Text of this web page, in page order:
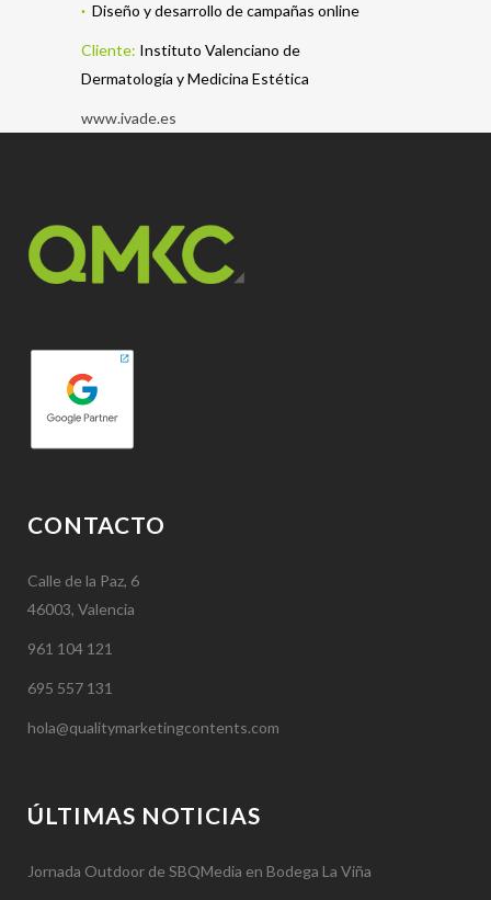
· Diseño y desarrollo de campañas online
Cliente: Instituto Valenciano de
Dermatología y Medicina Estética
www.ivade.es
CONTACTO
Calle de la Paz, 6
46003, Valencia
961 104 121
695 557 131
hola@qualitymarketingcontents.com
ÚLTIMAS NOTICIAS
Jornada Outdoor de SBQMedia en Bodega La Viña